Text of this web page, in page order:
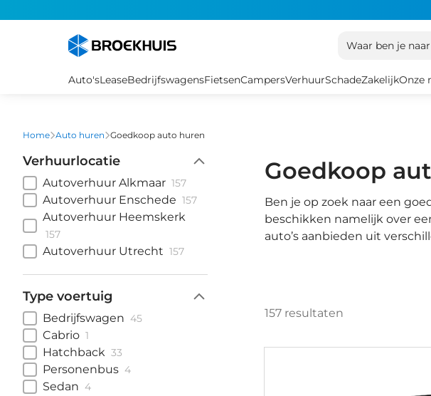
Waar ben je
Auto'sLeaseBedrijfswagensFietsenCampersVerhuurSchadeZakelijkOnze
Home Auto huren Goedkoop auto huren
Verhuurlocatie
Autoverhuur Alkmaar 157
Autoverhuur Enschede 157
Autoverhuur Heemskerk
157
Autoverhuur Utrecht 157
Type voertuig
Bedrijfswagen 45
Cabrio 1
Hatchback 33
Personenbus 4
Sedan 4
Goedkoop
Ben je op zoek naar een
beschikken namelijk over
auto’s aanbieden uit
157resultaten